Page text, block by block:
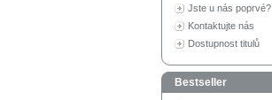
Jste u nás poprvé?
Kontaktujte nás
Dostupnost titulů
Bestseller